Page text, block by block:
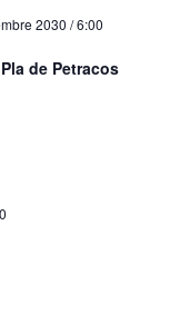
2030 / 6:00
de Petracos